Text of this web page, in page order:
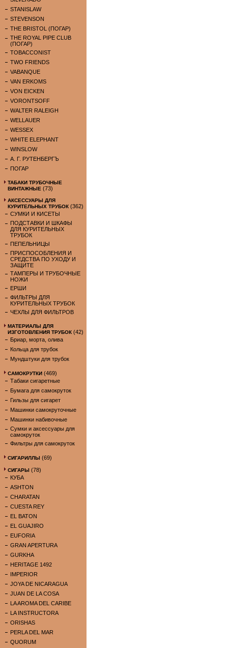
STANISLAW
STEVENSON
THE BRISTOL (ПОГАР)
THE ROYAL PIPE CLUB
(ПОГАР)
TOBACCONIST
TWO FRIENDS
VABANQUE
VAN ERKOMS
VON EICKEN
VORONTSOFF
WALTER RALEIGH
WELLAUER
WESSEX
WHITE ELEPHANT
WINSLOW
А. Г. РУТЕНБЕРГЪ
ПОГАР
ТАБАКИ ТРУБОЧНЫЕ
ВИНТАЖНЫЕ (73)
АКСЕССУАРЫ ДЛЯ
КУРИТЕЛЬНЫХ ТРУБОК (362)
СУМКИ И КИСЕТЫ
ПОДСТАВКИ И ШКАФЫ
ДЛЯ КУРИТЕЛЬНЫХ
ТРУБОК
ПЕПЕЛЬНИЦЫ
ПРИСПОСОБЛЕНИЯ И
СРЕДСТВА ПО УХОДУ И
ЗАЩИТЕ
ТАМПЕРЫ И ТРУБОЧНЫЕ
НОЖИ
ЕРШИ
ФИЛЬТРЫ ДЛЯ
КУРИТЕЛЬНЫХ ТРУБОК
ЧЕХЛЫ ДЛЯ ФИЛЬТРОВ
МАТЕРИАЛЫ ДЛЯ
ИЗГОТОВЛЕНИЯ ТРУБОК (42)
Бриар, морта, олива
Кольца для трубок
Мундштуки для трубок
САМОКРУТКИ (469)
Табаки сигаретные
Бумага для самокруток
Гильзы для сигарет
Машинки самокруточные
Машинки набивочные
Сумки и аксессуары для
самокруток
Фильтры для самокруток
СИГАРИЛЛЫ (69)
СИГАРЫ (78)
КУБА
ASHTON
CHARATAN
CUESTA REY
EL BATON
EL GUAJIRO
EUFORIA
GRAN APERTURA
GURKHA
HERITAGE 1492
IMPERIOR
JOYA DE NICARAGUA
JUAN DE LA COSA
LA AROMA DEL CARIBE
LA INSTRUCTORA
ORISHAS
PERLA DEL MAR
QUORUM